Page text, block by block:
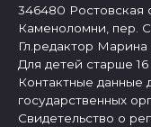
346480 Ростовская
Каменоломни, пер.
Гл.редактор
Для детей старше 16
Контактные данные
государственных
Свидетельство о